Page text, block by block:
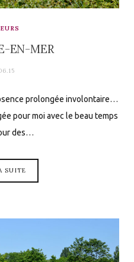
EN-MER
prolongée involontaire…
pour moi avec le beau temps
des…
SUITE